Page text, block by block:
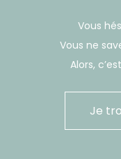
Vous
Vous ne
Alors,
Je